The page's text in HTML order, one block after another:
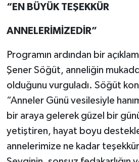
“EN BÜYÜK TEŞEKKÜR
ANNELERİMİZEDİR”
Programın ardından bir
Şener Söğüt, anneliğin
olduğunu vurguladı. Söğüt
“Anneler Günü vesilesiyle
bir araya gelerek güzel bir
yetiştiren, hayat boyu
annelerimize ne kadar